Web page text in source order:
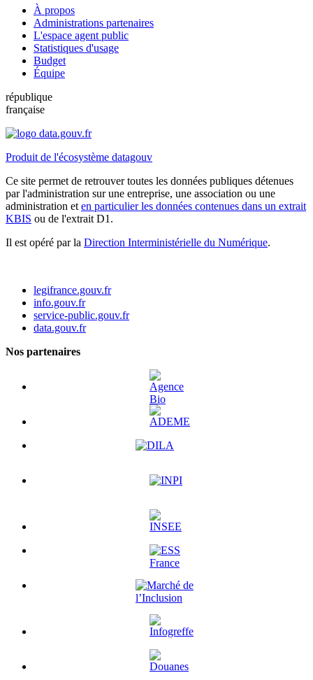
À propos
Administrations partenaires
L'espace agent public
Statistiques d'usage
Budget
Équipe
république
française
Produit de l'écosystème datagouv
Ce site permet de retrouver toutes les données publiques détenues
par l'administration sur une entreprise, une association ou une
administration et en particulier les données contenues dans un extrait
KBIS ou de l'extrait D1.
Il est opéré par la Direction Interministérielle du Numérique.
legifrance.gouv.fr
info.gouv.fr
service-public.gouv.fr
data.gouv.fr
Nos partenaires